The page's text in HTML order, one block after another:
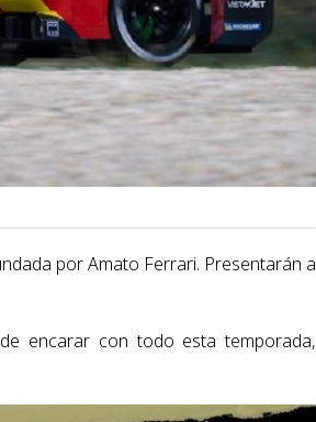
por Amato Ferrari. Presentarán a
encarar con todo esta temporada,